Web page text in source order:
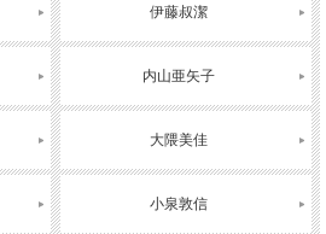
伊藤叔潔
内山亜矢子
大隈美佳
小泉敦信